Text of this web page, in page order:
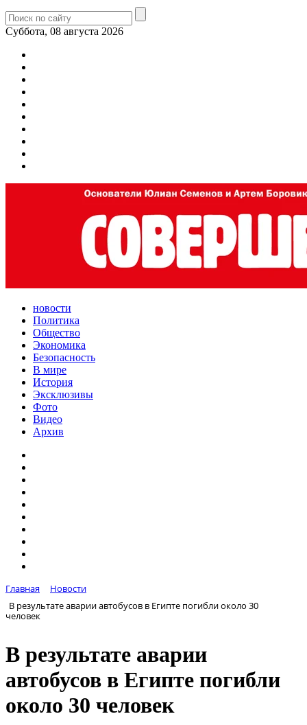
Суббота, 08 августа 2026
новости
Политика
Общество
Экономика
Безопасность
В мире
История
Эксклюзивы
Фото
Видео
Архив
Главная
Новости
В результате аварии автобусов в Египте погибли около 30
человек
В результате аварии
автобусов в Египте погибли
около 30 человек